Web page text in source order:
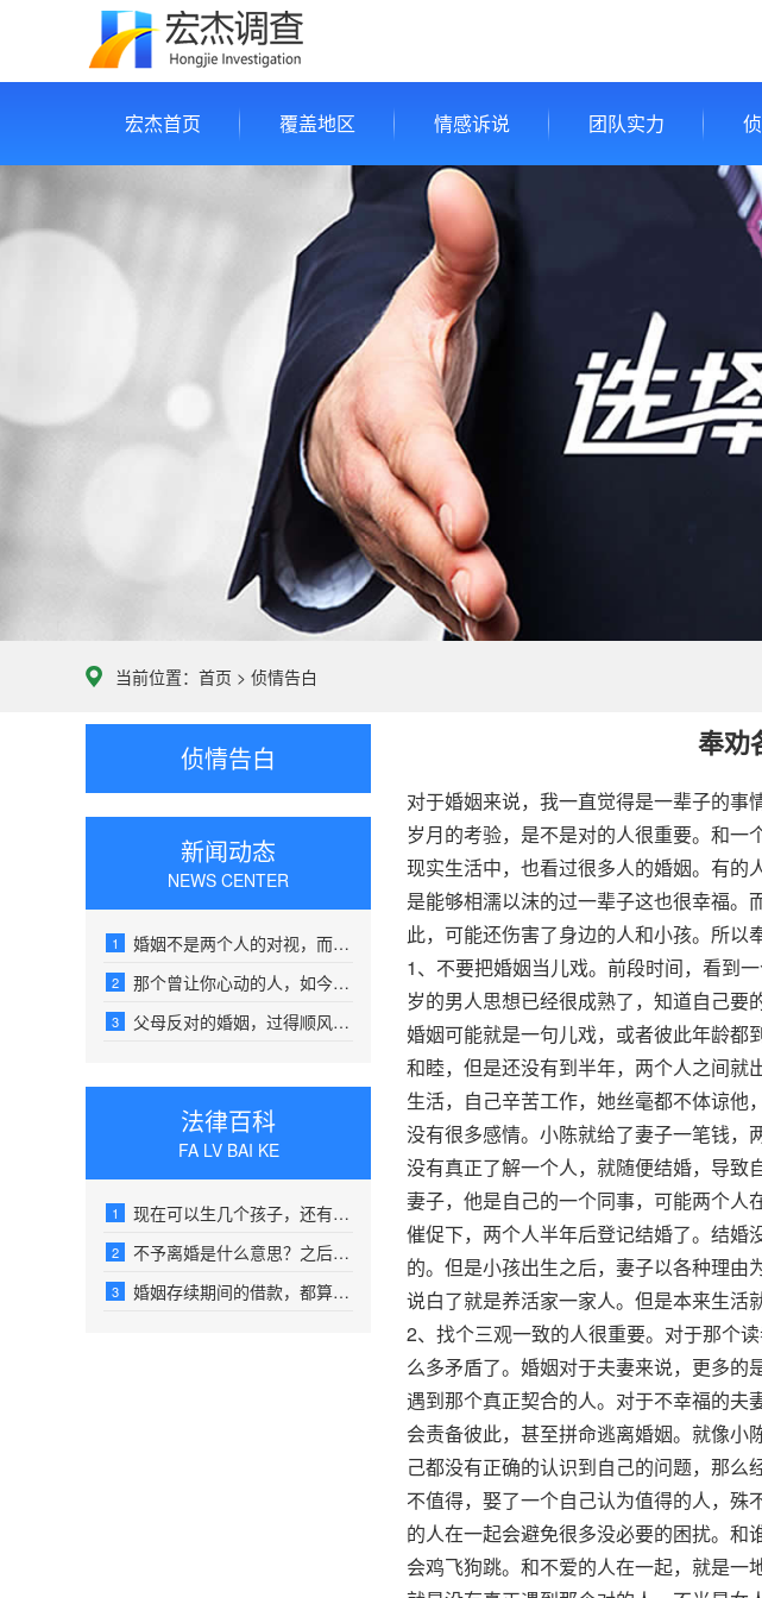
宏杰首页 覆盖地区 情感诉说 团队实力
当前位置： 首页 > 侦情告白
侦情告白
新闻动态
NEWS CENTER
1 婚姻不是两个人的对视，而是看向同一个远方
2 那个曾让你心动的人，如今可能让你感到心堵
3 父母反对的婚姻，过得顺风顺水的，真没几个
法律百科
FA LV BAI KE
1 现在可以生几个孩子，还有没有社会抚养费呢
2 不予离婚是什么意思？之后什么时候能再起诉
3 婚姻存续期间的借款，都算是夫妻共同债务吗
奉劝
对于婚姻来说，我一直觉得是一辈子的
岁月的考验，是不是对的人很重要。和一
现实生活中，也看过很多人的婚姻。有的
是能够相濡以沫的过一辈子这也很幸福
此，可能还伤害了身边的人和小孩。所以
1、不要把婚姻当儿戏。前段时间，看到
岁的男人思想已经很成熟了，知道自己
婚姻可能就是一句儿戏，或者彼此年龄都
和睦，但是还没有到半年，两个人之间就
生活，自己辛苦工作，她丝毫都不体谅
没有很多感情。小陈就给了妻子一笔钱，
没有真正了解一个人，就随便结婚，导致
妻子，他是自己的一个同事，可能两个人
催促下，两个人半年后登记结婚了。结婚
的。但是小孩出生之后，妻子以各种理由
说白了就是养活家一家人。但是本来生活
2、找个三观一致的人很重要。对于那个
么多矛盾了。婚姻对于夫妻来说，更多
遇到那个真正契合的人。对于不幸福的夫
会责备彼此，甚至拼命逃离婚姻。就像小
己都没有正确的认识到自己的问题，那
不值得，娶了一个自己认为值得的人，
的人在一起会避免很多没必要的困扰。
会鸡飞狗跳。和不爱的人在一起，就是